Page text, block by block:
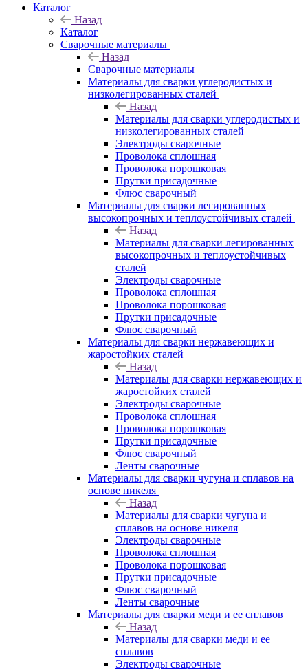
Каталог
Назад
Каталог
Сварочные материалы
Назад
Сварочные материалы
Материалы для сварки углеродистых и
низколегированных сталей
Назад
Материалы для сварки углеродистых и
низколегированных сталей
Электроды сварочные
Проволока сплошная
Проволока порошковая
Прутки присадочные
Флюс сварочный
Материалы для сварки легированных
высокопрочных и теплоустойчивых сталей
Назад
Материалы для сварки легированных
высокопрочных и теплоустойчивых
сталей
Электроды сварочные
Проволока сплошная
Проволока порошковая
Прутки присадочные
Флюс сварочный
Материалы для сварки нержавеющих и
жаростойких сталей
Назад
Материалы для сварки нержавеющих и
жаростойких сталей
Электроды сварочные
Проволока сплошная
Проволока порошковая
Прутки присадочные
Флюс сварочный
Ленты сварочные
Материалы для сварки чугуна и сплавов на
основе никеля
Назад
Материалы для сварки чугуна и
сплавов на основе никеля
Электроды сварочные
Проволока сплошная
Проволока порошковая
Прутки присадочные
Флюс сварочный
Ленты сварочные
Материалы для сварки меди и ее сплавов
Назад
Материалы для сварки меди и ее
сплавов
Электроды сварочные